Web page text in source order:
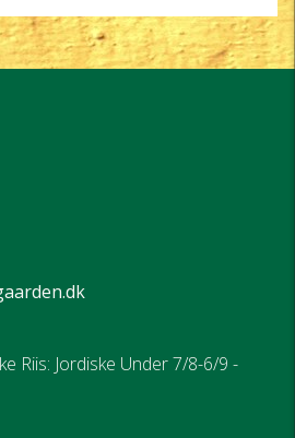
Riis: Jordiske Under 7/8-6/9 -